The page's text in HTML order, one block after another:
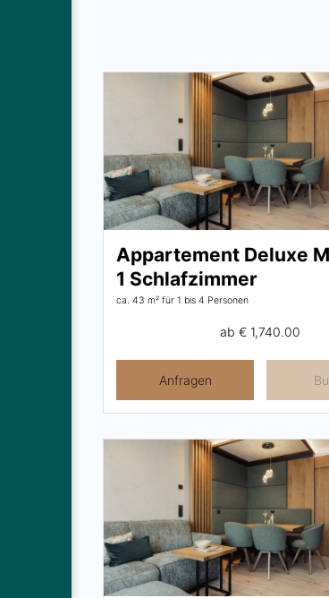
Appartement Deluxe
1 Schlafzimmer
ca. 43 m² für 1 bis 4 Personen
ab € 1,740.00
Anfragen